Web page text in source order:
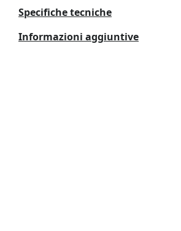
Specifiche tecniche
Informazioni aggiuntive